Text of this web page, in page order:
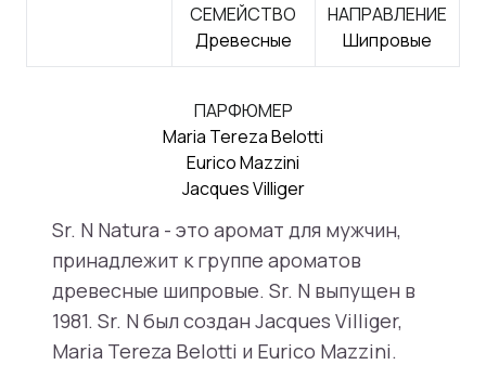
СЕМЕЙСТВО
Древесные
НАПРАВЛЕНИЕ
Шипровые
ПАРФЮМЕР
Maria Tereza Belotti
Eurico Mazzini
Jacques Villiger
Sr. N Natura - это аромат для мужчин,
принадлежит к группе ароматов
древесные шипровые. Sr. N выпущен в
1981. Sr. N был создан Jacques Villiger,
Maria Tereza Belotti и Eurico Mazzini.